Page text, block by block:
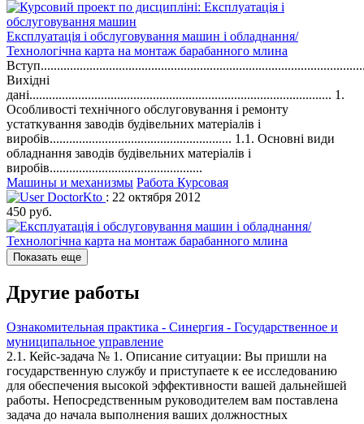
Експлуатація і обслуговування машин і обладнання/
Технологічна карта на монтаж барабанного млина
Вихідні
дані............................................................................................. 1.
Особливості технічного обслуговування і ремонту
устаткування заводів будівельних матеріалів і
виробів........................................................ 1.1. Основні види
обладнання заводів будівельних матеріалів і
виробів...............................................
Машины и механизмы Работа Курсовая
DoctorKto : 22 октября 2012
450 руб.
Показать еще
Другие работы
Ознакомительная практика - Синергия - Государственное и
муниципальное управление
2.1. Кейс-задача № 1. Описание ситуации: Вы пришли на
государственную службу и приступаете к ее исследованию
для обеспечения высокой эффективности вашей дальнейшей
работы. Непосредственным руководителем вам поставлена
задача до начала выполнения ваших должностных